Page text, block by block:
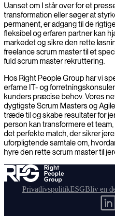
Uanset om I står over for et
transformation eller søger at
permanent, er adgang til de
fleksibel og erfaren partner kan
markedet og sikre den rette
freelance scrum master til et
fuld scrum master rekruttering.
Hos Right People Group har vi
erfarne IT- og
kunders præcise behov. Vores
dygtigste Scrum Masters og
træde til og skabe resultater for
person kan transformere et
det perfekte match, der sikrer
uforpligtende samtale om,
hyre den rette scrum master til
PrivatlivspolitikESGBliv en